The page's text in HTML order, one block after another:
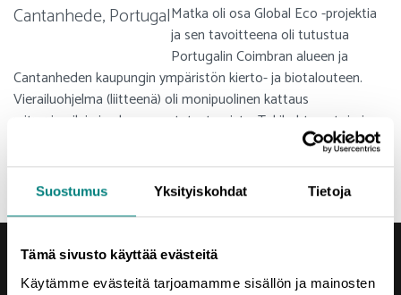
Suostumus Yksityiskohdat Tietoja
Tämä sivusto käyttää evästeitä
Käytämme evästeitä tarjoamamme sisällön ja mainosten
Cantanhede, PortugalMatka oli osa Global Eco -projektia
ja sen tavoitteena oli tutustua
Portugalin Coimbran alueen ja
Cantanheden kaupungin ympäristön kierto- ja biotalouteen.
Vierailuohjelma (liitteenä) oli monipuolinen kattaus
yritysvierailuja ja alueeseen tutustumista. Tukikohtana toimi
Cantanheden kaupunki, josta suunnattiin noin 50 km säteellä
eri kohteisiin.